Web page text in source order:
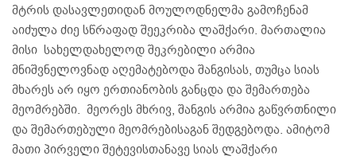
მტრის დასავლეთიდან მოულოდნელმა გამოჩენამ
აიძულა ძიე სწრაფად შეეკრიბა ლაშქარი. მართალია
მისი სახელდახელოდ შეკრებილი არმია
მნიშვნელოვნად აღემატებოდა შანგისას, თუმცა სიას
მხარეს არ იყო ერთიანობის განცდა და შემართება
მეომრებში. მეორეს მხრივ, შანგის არმია გაწვრთნილი
და შემართებული მეომრებისაგან შედგებოდა. ამიტომ
მათი პირველი შეტევისთანავე სიას ლაშქარი